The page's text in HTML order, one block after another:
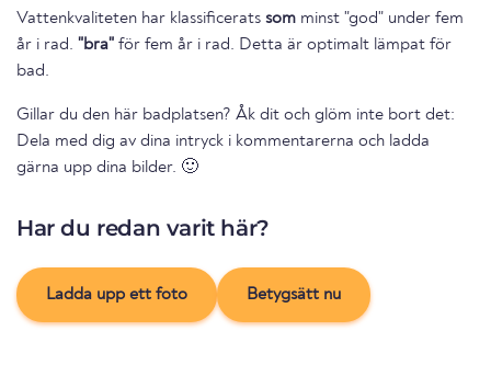
Vattenkvaliteten har klassificerats som minst "god" under fem
år i rad. "bra" för fem år i rad. Detta är optimalt lämpat för
bad.
Gillar du den här badplatsen? Åk dit och glöm inte bort det:
Dela med dig av dina intryck i kommentarerna och ladda
gärna upp dina bilder. 🙂
Har du redan varit här?
Ladda upp ett foto Betygsätt nu